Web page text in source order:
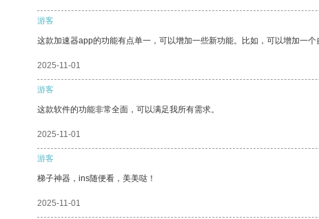
游客
这款加速器app的功能有点单一，可以增加一些新功能。比如，可以增加一
2025-11-01
游客
这款软件的功能非常全面，可以满足我所有需求。
2025-11-01
游客
梯子神器，ins随便看，美美哒！
2025-11-01